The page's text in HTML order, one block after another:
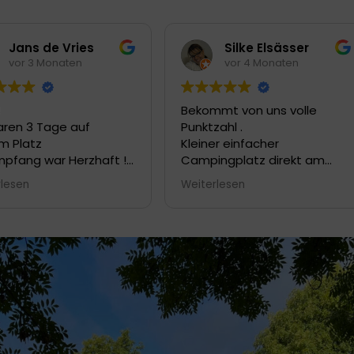
Silke Elsässer
vor 4 Monaten
von uns volle
.
einfacher
direkt am
Wer es ruhig mag
schnickschnack ist
im Ort selbst ist
ein
hat es dort
Platz
ruhig obwohl
die
und die S
William Walker
vor 10 Monaten
Sehr schöner familiärer und
gemütlicher Stellplatz direkt
am Neckar. Nette
Vereinsmitglieder,
Sanitäranlagen einfach aber
sauber. Leider nur
Weiterlesen